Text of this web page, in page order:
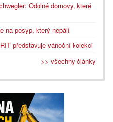
Odolné domovy, které
na posyp, který nepálí
představuje vánoční kolekci
>> všechny články